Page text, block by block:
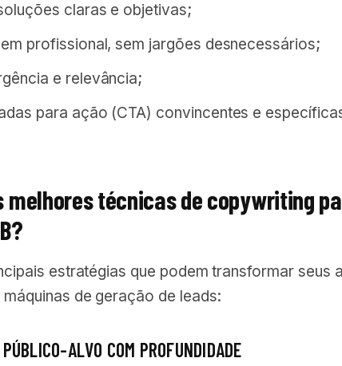
claras e objetivas;
profissional, sem jargões desnecessários;
e relevância;
para ação (CTA) convincentes e
melhores técnicas de copywriting
estratégias que podem transformar seus
de geração de leads:
ALVO COM PROFUNDIDADE